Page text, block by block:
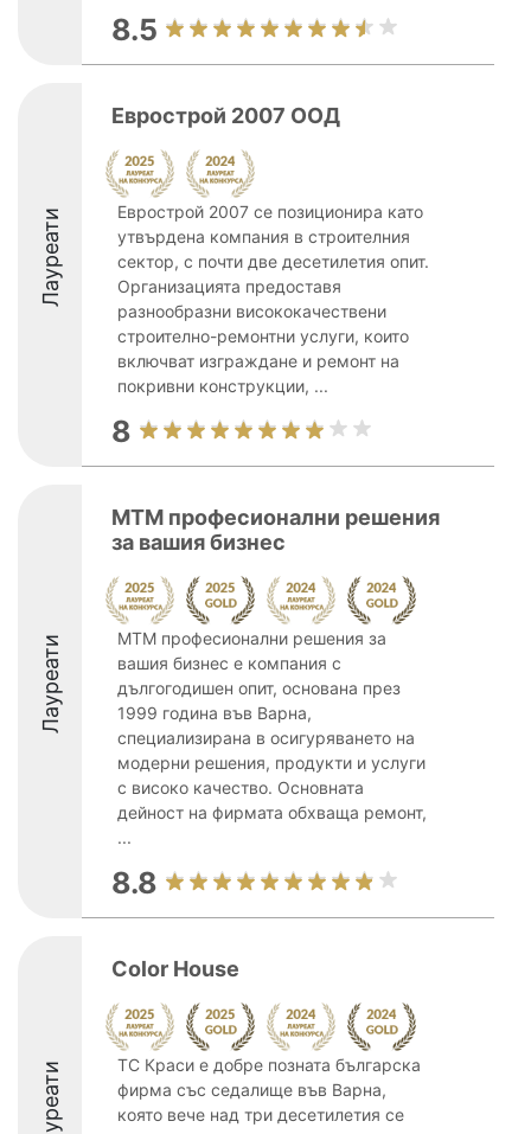
8.5
Лауреати
Еврострой 2007 ООД
Еврострой 2007 се позиционира като
утвърдена компания в строителния
сектор, с почти две десетилетия опит.
Организацията предоставя
разнообразни висококачествени
строително-ремонтни услуги, които
включват изграждане и ремонт на
покривни конструкции, ...
8
Лауреати
МТМ професионални решения
за вашия бизнес
МТМ професионални решения за
вашия бизнес е компания с
дългогодишен опит, основана през
1999 година във Варна,
специализирана в осигуряването на
модерни решения, продукти и услуги
с високо качество. Основната
дейност на фирмата обхваща ремонт,
...
8.8
Лауреати
Color House
ТС Краси е добре позната българска
фирма със седалище във Варна,
която вече над три десетилетия се